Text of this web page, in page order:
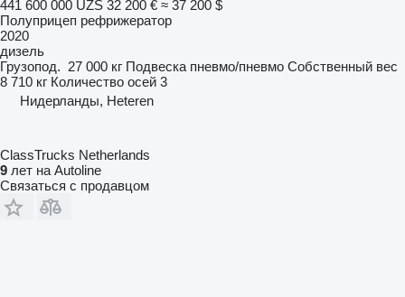
441 600 000 UZS 32 200 € ≈ 37 200 $
Полуприцеп рефрижератор
2020
дизель
Грузопод. 27 000 кг Подвеска пневмо/пневмо Собственный вес
8 710 кг Количество осей 3
Нидерланды, Heteren
ClassTrucks Netherlands
9 лет на Autoline
Связаться с продавцом